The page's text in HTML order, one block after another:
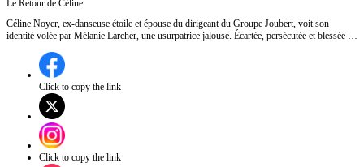
Le Retour de Céline
Céline Noyer, ex-danseuse étoile et épouse du dirigeant du Groupe Joubert, voit son
identité volée par Mélanie Larcher, une usurpatrice jalouse. Écartée, persécutée et blessée en
talent, elle dévoile la vérité, démasque Mélanie et prouve que la passion authentique ne
meurt jamais. Épisode 1:Céline Noyer, ancienne danseuse étoile et épouse du dirigeant du
Groupe Joubert, se voit proposer de reprendre sa place comme première danseuse dans la
Troupe Crépuscule de Danse Classique, tout en cachant son identité. Cependant, son
arrivée est marquée par la rencontre inattendue avec Mélanie, une ancienne connaissance
jalouse, qui remet en question son statut et son passé.Comment Céline va-t-elle gérer la
jalousie et les obstacles posés par Mélanie pour reconquérir sa place dans le monde de la
danse ?
Click to copy the link
Click to copy the link